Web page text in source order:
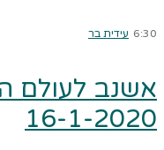
6:30 עידית בר
אשנב לעולם
16-1-2020